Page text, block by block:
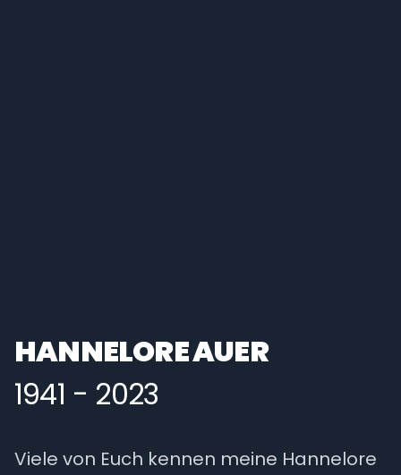
HANNELORE AUER
1941 - 2023
Viele von Euch kennen meine Hannelore